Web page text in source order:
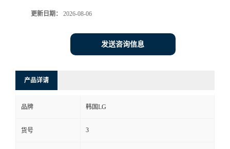
更新日期： 2026-08-06
发送咨询信息
产品详请
品牌 韩国LG
货号 3